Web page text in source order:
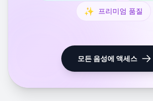
✨ 프리미엄 품질
모든 음성에 액세스